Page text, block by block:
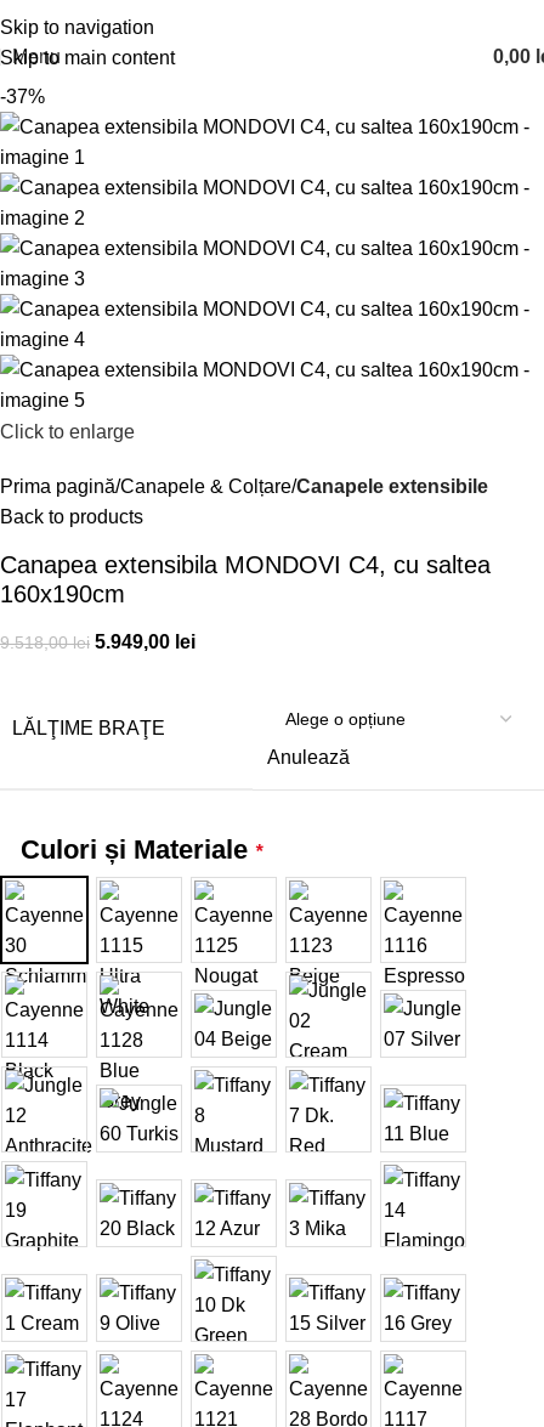
Skip to navigation
Skip to main content
Menu 0,00
-37%
Click to enlarge
Prima pagină Canapele & Colțare Canapele extensibile
Back to products
Canapea extensibila MONDOVI C4, cu saltea
160x190cm
9.518,00lei 5.949,00 lei
LĂLŢIME BRAŢE
Anulează
Culori și Materiale *